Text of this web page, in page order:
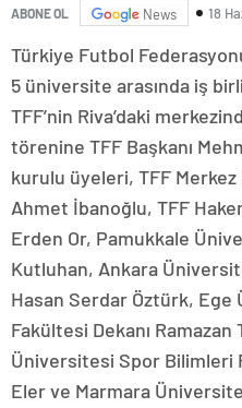
ABONE OL News 18
Türkiye Futbol
5 üniversite arasında iş
TFF’nin Riva’daki
törenine TFF Başkanı
kurulu üyeleri, TFF Merkez
Ahmet İbanoğlu, TFF
Erden Or, Pamukkale
Kutluhan, Ankara
Hasan Serdar Öztürk,
Fakültesi Dekanı Ramazan
Üniversitesi Spor Bilimleri
Eler ve Marmara